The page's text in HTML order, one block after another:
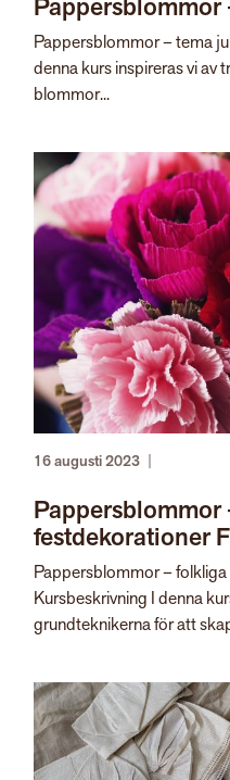
Pappersblommor
Pappersblommor – tema
denna kurs inspireras vi av
blommor...
16 augusti 2023 |
Pappersblommor
festdekorationer
Pappersblommor –
Kursbeskrivning I denna
grundteknikerna för att